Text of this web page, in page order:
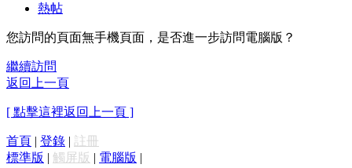
熱帖
您訪問的頁面無手機頁面，是否進一步訪問電腦版？
繼續訪問
返回上一頁
[ 點擊這裡返回上一頁 ]
首頁 | 登錄 | 註冊
標準版 | 觸屏版 | 電腦版 |